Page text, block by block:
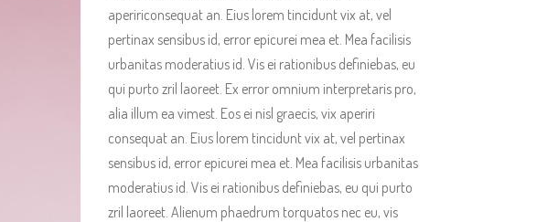
apeririconsequat an. Eius lorem tincidunt vix at, vel
pertinax sensibus id, error epicurei mea et. Mea facilisis
urbanitas moderatius id. Vis ei rationibus definiebas, eu
qui purto zril laoreet. Ex error omnium interpretaris pro,
alia illum ea vimest. Eos ei nisl graecis, vix aperiri
consequat an. Eius lorem tincidunt vix at, vel pertinax
sensibus id, error epicurei mea et. Mea facilisis urbanitas
moderatius id. Vis ei rationibus definiebas, eu qui purto
zril laoreet. Alienum phaedrum torquatos nec eu, vis